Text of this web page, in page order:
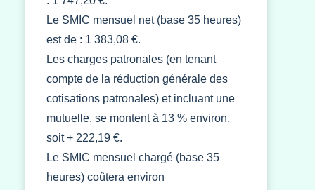
Le SMIC mensuel net (base 35 heures)
est de : 1 383,08 €.
Les charges patronales (en tenant
compte de la réduction générale des
cotisations patronales) et incluant une
mutuelle, se montent à 13 % environ,
soit + 222,19 €.
Le SMIC mensuel chargé (base 35
heures) coûtera environ